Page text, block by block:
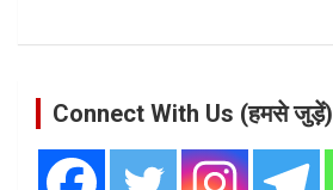
Connect With Us (हमसे जुड़ें)